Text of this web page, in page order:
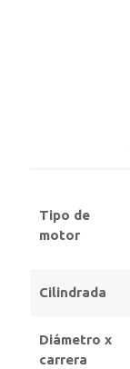
Tipo de
motor
Cilindrada
Diámetro x
carrera